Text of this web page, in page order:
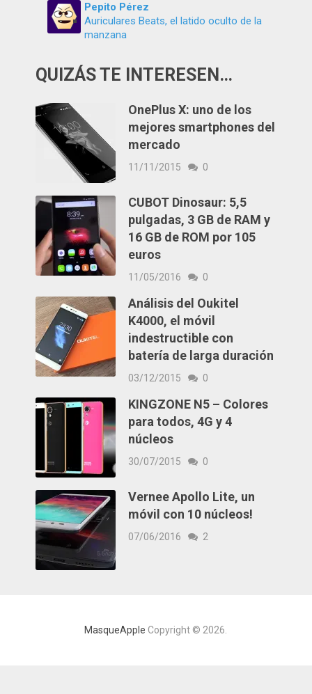
Pepito Pérez
Auriculares Beats, el latido oculto de la
manzana
QUIZÁS TE INTERESEN…
OnePlus X: uno de los
mejores smartphones del
mercado
11/11/2015 0
CUBOT Dinosaur: 5,5
pulgadas, 3 GB de RAM y
16 GB de ROM por 105
euros
11/05/2016 0
Análisis del Oukitel
K4000, el móvil
indestructible con
batería de larga duración
03/12/2015 0
KINGZONE N5 – Colores
para todos, 4G y 4
núcleos
30/07/2015 0
Vernee Apollo Lite, un
móvil con 10 núcleos!
07/06/2016 2
MasqueApple Copyright © 2026.